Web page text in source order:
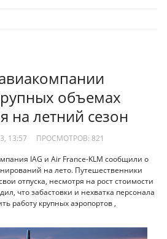
объемах
на летний сезон
13:57 ПРОСМОТРОВ: 821
IAG и Air France-KLM сообщили о
на лето. Путешественники
отпуска, несмотря на рост стоимости
что забастовки и нехватка персонала
работу крупных аэропортов ,